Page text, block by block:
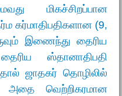
மிகச்சிறப்பான
கர்மாதிபதிகளான (9,
இணைந்து தைரிய
ஸ்தானாதிபதி
ஜாதகர் தொழிலில்
அதை வெற்றிகரமான